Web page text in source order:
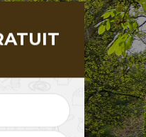
jardinier 01